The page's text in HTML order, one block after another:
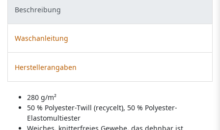
Beschreibung
Waschanleitung
Herstellerangaben
280 g/m²
50 % Polyester-Twill (recycelt), 50 % Polyester-
Elastomultiester